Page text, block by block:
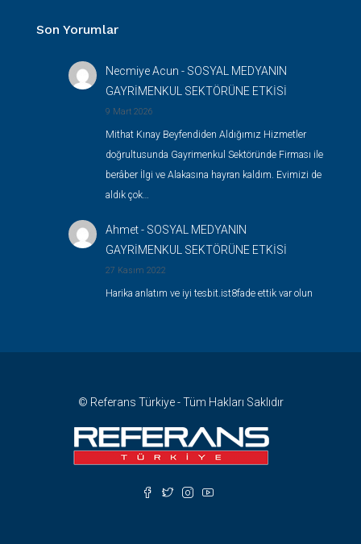
Son Yorumlar
Necmiye Acun - SOSYAL MEDYANIN
GAYRİMENKUL SEKTÖRÜNE ETKİSİ
9 Mart 2026
Mithat Kınay Beyfendiden Aldığımız Hizmetler
doğrultusunda Gayrimenkul Sektöründe Firması ile
berâber İlgi ve Alakasına hayran kaldım. Evimizi de
aldık çok…
Ahmet- SOSYAL MEDYANIN
GAYRİMENKUL SEKTÖRÜNE ETKİSİ
27 Kasım 2022
Harika anlatım ve iyi tesbit.ist8fade ettik var olun
© Referans Türkiye - Tüm Hakları Saklıdır